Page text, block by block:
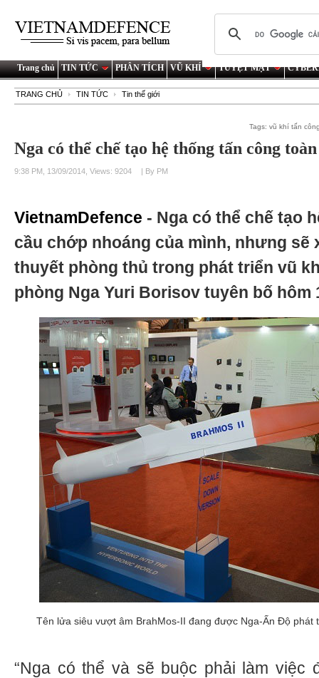
Trang chủ TIN TỨC PHÂN TÍCH VŨ KHÍ TUYỆT MẬT
TRANG CHỦ TIN TỨC Tin thế giới
Tags:vũ khí tấn
Nga có thể chế tạo hệ thống tấn công
9:38 PM, 13/09/2014, Views: 9204 | By PM
VietnamDefence - Nga có thể chế tạo
cầu chớp nhoáng của mình, nhưng sẽ
thuyết phòng thủ trong phát triển vũ
phòng Nga Yuri Borisov tuyên bố hôm
Tên lửa siêu vượt âm BrahMos-II đang được Nga-Ấn Độ phát
“Nga có thể và sẽ buộc phải làm việc